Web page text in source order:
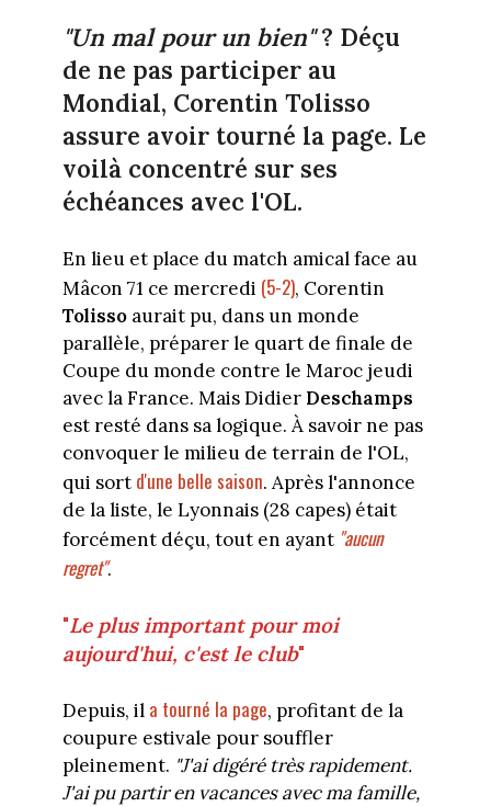
"Un mal pour un bien"? Déçu
de ne pas participer au
Mondial, Corentin Tolisso
assure avoir tourné la page. Le
voilà concentré sur ses
échéances avec l'OL.
En lieu et place du match amical face au
Mâcon 71 ce mercredi (5-2), Corentin
Tolisso aurait pu, dans un monde
parallèle, préparer le quart de finale de
Coupe du monde contre le Maroc jeudi
avec la France. Mais Didier Deschamps
est resté dans sa logique. À savoir ne pas
convoquer le milieu de terrain de l'OL,
qui sort d'une belle saison. Après l'annonce
de la liste, le Lyonnais (28 capes) était
forcément déçu, tout en ayant "aucun
regret".
"Le plus important pour moi
aujourd'hui, c'est le club"
Depuis, il a tourné la page, profitant de la
coupure estivale pour souffler
pleinement. "J'ai digéré très rapidement.
J'ai pu partir en vacances avec ma famille,